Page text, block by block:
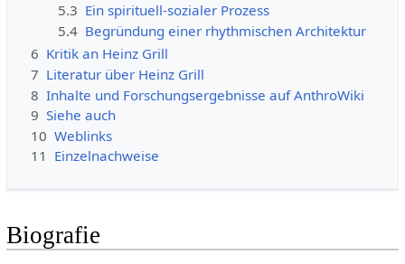
5.3 Ein spirituell-sozialer Prozess
5.4 Begründung einer rhythmischen Architektur
6 Kritik an Heinz Grill
7 Literatur über Heinz Grill
8 Inhalte und Forschungsergebnisse auf AnthroWiki
9 Siehe auch
10 Weblinks
11 Einzelnachweise
Biografie